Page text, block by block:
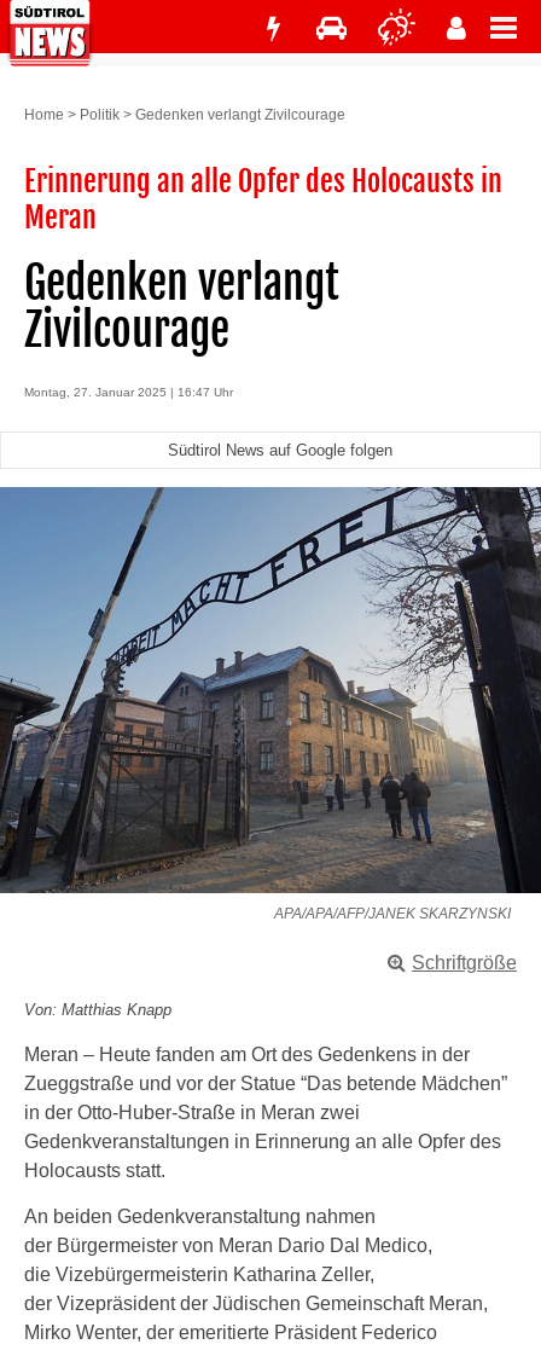
Home > Politik > Gedenken verlangt Zivilcourage
Erinnerung an alle Opfer des Holocausts in
Meran
Gedenken verlangt
Zivilcourage
Montag, 27. Januar 2025 | 16:47 Uhr
Südtirol News auf Google folgen
APA/APA/AFP/JANEK SKARZYNSKI
Schriftgröße
Von: Matthias Knapp
Meran – Heute fanden am Ort des Gedenkens in der
Zueggstraße und vor der Statue “Das betende Mädchen”
in der Otto-Huber-Straße in Meran zwei
Gedenkveranstaltungen in Erinnerung an alle Opfer des
Holocausts statt.
An beiden Gedenkveranstaltung nahmen
der Bürgermeister von Meran Dario Dal Medico,
die Vizebürgermeisterin Katharina Zeller,
der Vizepräsident der Jüdischen Gemeinschaft Meran,
Mirko Wenter, der emeritierte Präsident Federico